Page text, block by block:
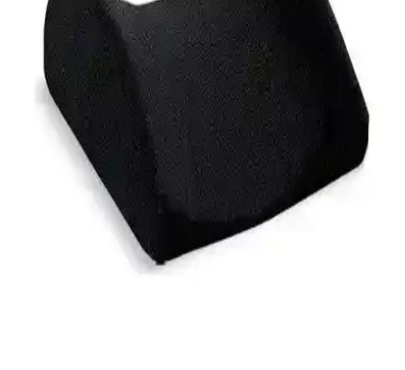
Camellian Bel Yastığı, ergonomik tasarımı, dayanıklı malzemeleri ve
çok yönlü kullanımıyla bel ağrılarını hafifletir, günlük yaşam
kalitenizi artırır.
Yataş Bedding Visco Therapy Bel Yastığı: Bel
Sağlığını Destekleyen Ergonomik Çözüm
Yataş Bedding'in visco elastik bel yastığı, ergonomik tasarımı ve
doğal malzemeleri ile bel ağrılarını hafifletir, uyku kalitesini artırır ve
uzun süreli kullanımlarda destek sağlar.
Pillowart Visco Bel Yastığı: Ergonomik Tasarımıyla
Bel ve Sırt Desteği Sağlar
Yüksek kaliteli hafızalı köpük ve ergonomik tasarımıyla Pillowart